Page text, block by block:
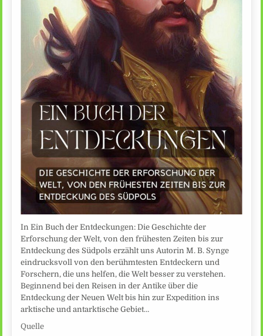
In Ein Buch der Entdeckungen: Die Geschichte der
Erforschung der Welt, von den frühesten Zeiten bis zur
Entdeckung des Südpols erzählt uns Autorin M. B. Synge
eindrucksvoll von den berühmtesten Entdeckern und
Forschern, die uns helfen, die Welt besser zu verstehen.
Beginnend bei den Reisen in der Antike über die
Entdeckung der Neuen Welt bis hin zur Expedition ins
arktische und antarktische Gebiet…
Quelle